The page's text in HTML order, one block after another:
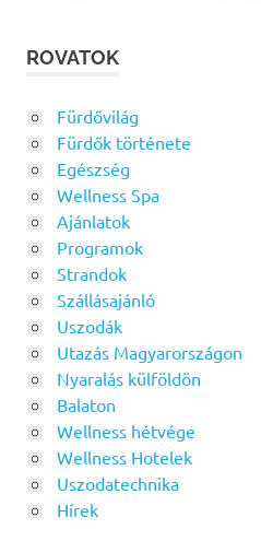
ROVATOK
Fürdővilág
Fürdők története
Egészség
Wellness Spa
Ajánlatok
Programok
Strandok
Szállásajánló
Uszodák
Utazás Magyarországon
Nyaralás külföldön
Balaton
Wellness hétvége
Wellness Hotelek
Uszodatechnika
Hírek